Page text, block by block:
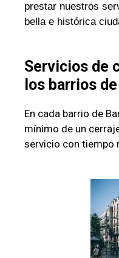
prestar nuestros
bella e histórica
Servicios de
los barrios
En cada barrio de
mínimo de un
servicio con tiempo